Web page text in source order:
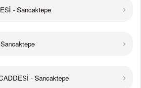
- Sancaktepe
- Sancaktepe